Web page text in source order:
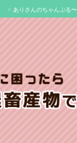
> ありさんのちゃんぷる〜